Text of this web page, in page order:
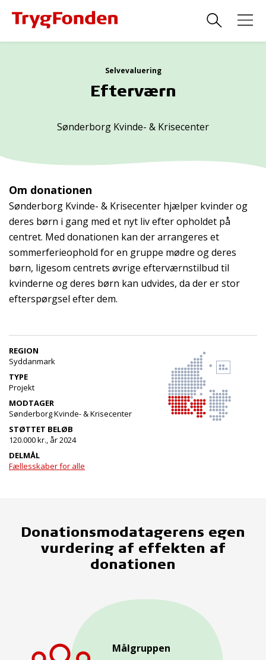
Selvevaluering
Efterværn
Sønderborg Kvinde- & Krisecenter
Om donationen
Sønderborg Kvinde- & Krisecenter hjælper kvinder og
deres børn i gang med et nyt liv efter opholdet på
centret. Med donationen kan der arrangeres et
sommerferieophold for en gruppe mødre og deres
børn, ligesom centrets øvrige efterværnstilbud til
kvinderne og deres børn kan udvides, da der er stor
efterspørgsel efter dem.
REGION
Syddanmark
TYPE
Projekt
MODTAGER
Sønderborg Kvinde- & Krisecenter
STØTTET BELØB
120.000 kr., år 2024
DELMÅL
Fællesskaber for alle
Donationsmodatagerens egen
vurdering af effekten af
donationen
Målgruppen